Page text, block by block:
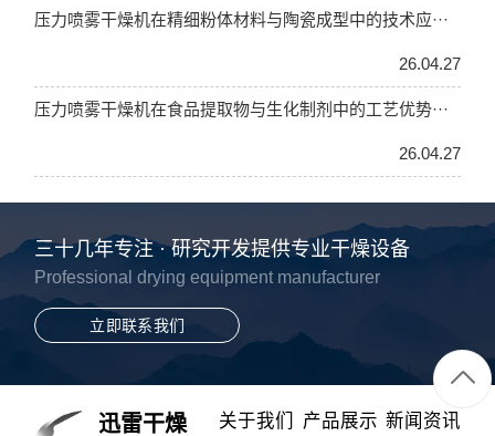
压力喷雾干燥机在精细粉体材料与陶瓷成型中的技术应···
26.04.27
压力喷雾干燥机在食品提取物与生化制剂中的工艺优势···
26.04.27
三十几年专注 · 研究开发提供专业干燥设备
Professional drying equipment manufacturer
立即联系我们
迅雷干燥 关于我们 产品展示 新闻资讯